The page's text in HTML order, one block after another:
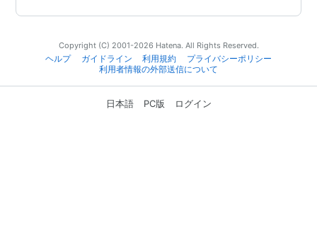
Copyright (C) 2001-2026 Hatena. All Rights Reserved.
ヘルプ
ガイドライン 利用規約
プライバシーポリシー
利用者情報の外部送信について
日本語 PC版 ログイン